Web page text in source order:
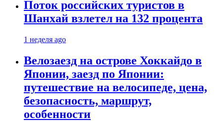
Поток российских туристов в
Шанхай взлетел на 132 процента
1 неделя ago
Велозаезд на острове Хоккайдо в
Японии, заезд по Японии:
путешествие на велосипеде, цена,
безопасность, маршрут,
особенности